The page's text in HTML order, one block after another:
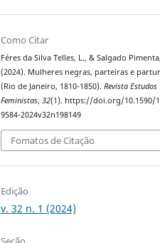
Como Citar
Féres da Silva Telles, L., & Salgado
(2024). Mulheres negras, parteiras e
(Rio de Janeiro, 1810-1850).Revista Estudos
Feministas,32(1). https://doi.org/10.1590/
9584-2024v32n198149
Fomatos de Citação
Edição
v. 32 n. 1 (2024)